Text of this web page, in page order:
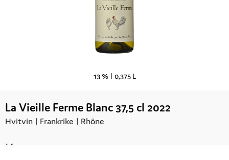
13 % | 0,375 L
La Vieille Ferme Blanc 37,5 cl 2022
Hvitvin | Frankrike | Rhône
Kr.